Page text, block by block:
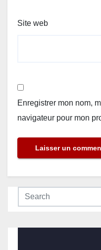
Site web
Enregistrer mon nom,
navigateur pour mon